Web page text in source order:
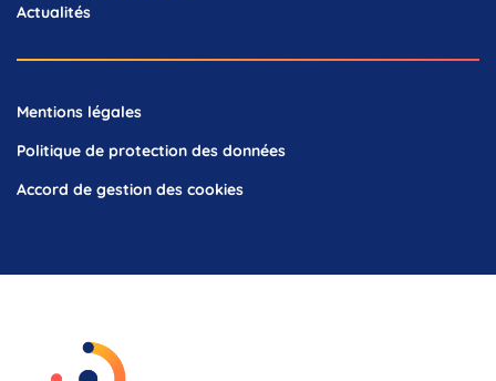
Actualités
Mentions légales
Politique de protection des données
Accord de gestion des cookies